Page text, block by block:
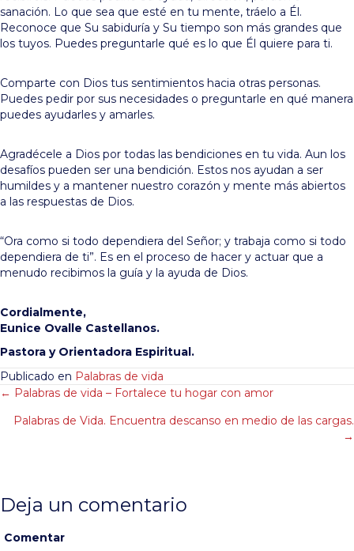
sanación. Lo que sea que esté en tu mente, tráelo a Él.
Reconoce que Su sabiduría y Su tiempo son más grandes que
los tuyos. Puedes preguntarle qué es lo que Él quiere para ti.
Comparte con Dios tus sentimientos hacia otras personas.
Puedes pedir por sus necesidades o preguntarle en qué manera
puedes ayudarles y amarles.
Agradécele a Dios por todas las bendiciones en tu vida. Aun los
desafíos pueden ser una bendición. Estos nos ayudan a ser
humildes y a mantener nuestro corazón y mente más abiertos
a las respuestas de Dios.
“Ora como si todo dependiera del Señor; y trabaja como si todo
dependiera de ti”. Es en el proceso de hacer y actuar que a
menudo recibimos la guía y la ayuda de Dios.
Cordialmente,
Eunice Ovalle Castellanos.
Pastora y Orientadora Espiritual.
Publicado en Palabras de vida
Posts
navigation
← Palabras de vida – Fortalece tu hogar con amor
Palabras de Vida. Encuentra descanso en medio de las cargas.
→
Deja un comentario
Comentar